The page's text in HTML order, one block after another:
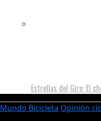
Estrellas del Giro: El
Mundo Bicicleta Opinión